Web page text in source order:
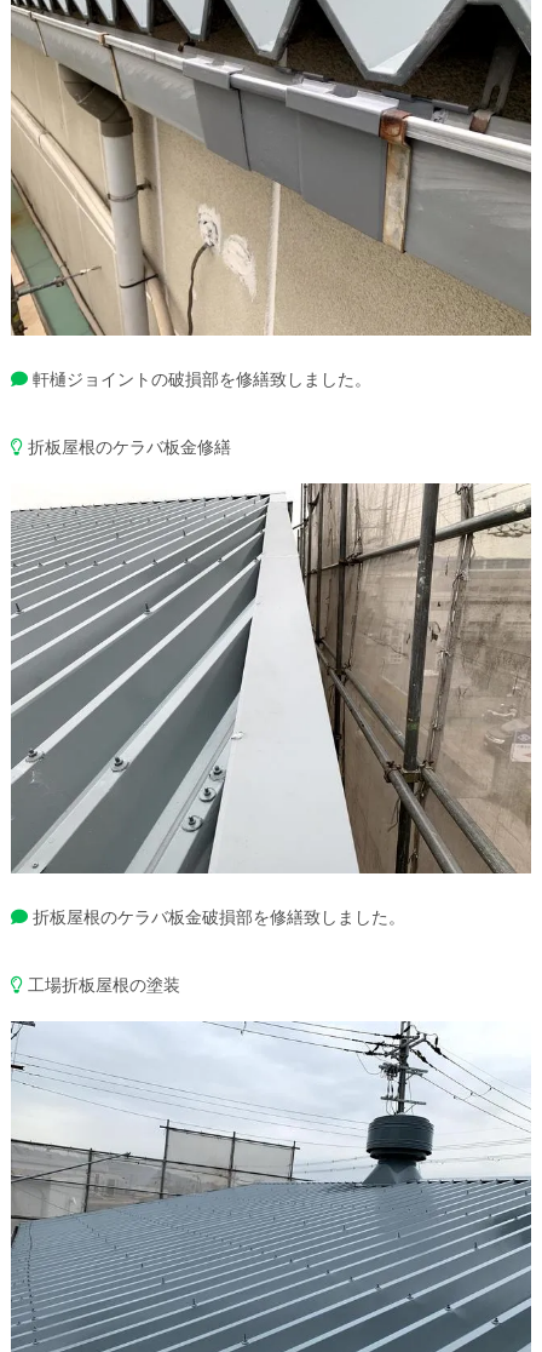
軒樋ジョイントの破損部を修繕致しました。
折板屋根のケラバ板金修繕
折板屋根のケラバ板金破損部を修繕致しました。
工場折板屋根の塗装